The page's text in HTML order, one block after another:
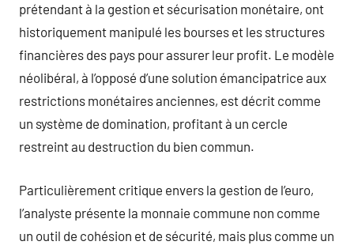
prétendant à la gestion et sécurisation monétaire, ont
historiquement manipulé les bourses et les structures
financières des pays pour assurer leur profit. Le modèle
néolibéral, à l’opposé d’une solution émancipatrice aux
restrictions monétaires anciennes, est décrit comme
un système de domination, profitant à un cercle
restreint au destruction du bien commun.
Particulièrement critique envers la gestion de l’euro,
l’analyste présente la monnaie commune non comme
un outil de cohésion et de sécurité, mais plus comme un